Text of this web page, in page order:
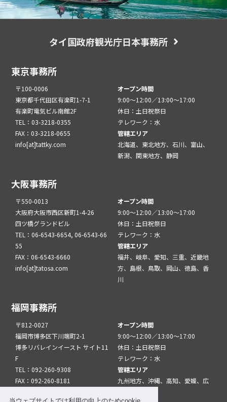
タイ国政府観光庁日本事務所
東京事務所
〒100-0006
東京都千代田区有楽町1-7-1
有楽町電気ビル南館2F
TEL：03-3218-0355
FAX：03-3218-0655
info[at]tattky.com
オープン時間
9:00～12:00／13:00～17:00
休日：土日祝祭日
テレワーク：水
管轄エリア
北海道、東北地方、石川、富山、
新潟、関東地方、静岡
大阪事務所
〒550-0013
大阪府大阪市西区新町1-4-26
四ツ橋グランドビル
TEL：06-6543-6654, 06-6543-66
55
FAX：06-6543-6660
info[at]tatosa.com
オープン時間
9:00～12:00／13:00～17:00
休日：土日祝祭日
テレワーク：水
管轄エリア
福井、岐阜、愛知、三重、近畿地
方、島根、鳥取、岡山、徳島、香
川
福岡事務所
〒812-0027
福岡市博多区下川端町2-1
博多リバレインイースト サイト11
F
TEL：092-260-9308
FAX：092-260-8181
オープン時間
9:00～12:00／13:00～17:00
休日：土日祝祭日
テレワーク：水
管轄エリア
九州地方、沖縄、高知、愛媛、広